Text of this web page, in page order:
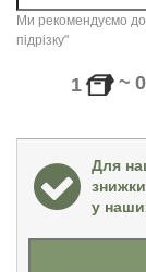
Ми рекомендуємо
підрізку"
1 ~
Для
у